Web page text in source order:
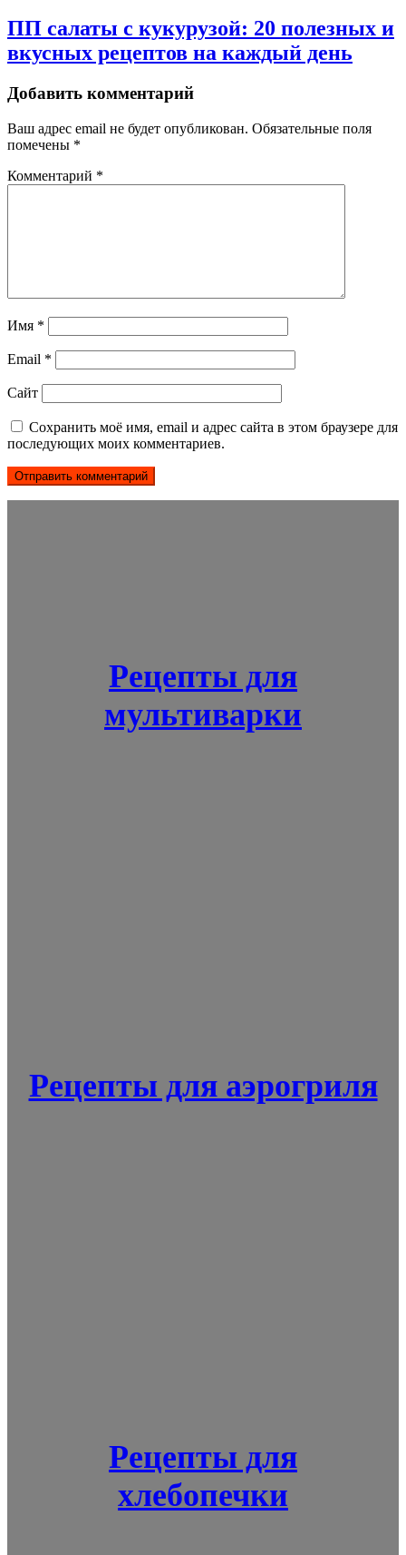
ПП салаты с кукурузой: 20 полезных и
вкусных рецептов на каждый день
Добавить комментарий
Ваш адрес email не будет опубликован. Обязательные поля
помечены *
Комментарий *
Имя *
Email *
Сайт
Сохранить моё имя, email и адрес сайта в этом браузере для
последующих моих комментариев.
Рецепты для
мультиварки
Рецепты для аэрогриля
Рецепты для
хлебопечки